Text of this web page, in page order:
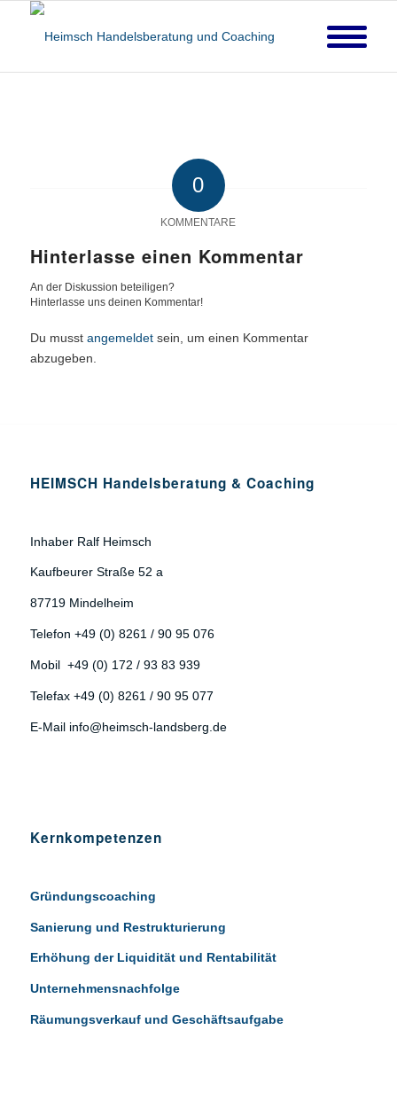
0
KOMMENTARE
Hinterlasse einen Kommentar
An der Diskussion beteiligen?
Hinterlasse uns deinen Kommentar!
Du musst angemeldetsein, um einen Kommentar
abzugeben.
HEIMSCH Handelsberatung & Coaching
Inhaber Ralf Heimsch
Kaufbeurer Straße 52 a
87719 Mindelheim
Telefon +49 (0) 8261 / 90 95 076
Mobil +49 (0) 172 / 93 83 939
Telefax +49 (0) 8261 / 90 95 077
E-Mail info@heimsch-landsberg.de
Kernkompetenzen
Gründungscoaching
Sanierung und Restrukturierung
Erhöhung der Liquidität und Rentabilität
Unternehmensnachfolge
Räumungsverkauf und Geschäftsaufgabe